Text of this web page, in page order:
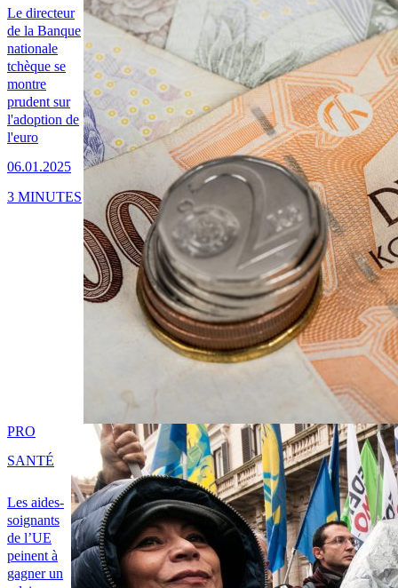
Le directeur
de la Banque
nationale
tchèque se
montre
prudent sur
l'adoption de
l'euro
06.01.2025
3 MINUTES
Les aides-
soignants
de l’UE
peinent à
gagner un
PRO
SANTÉ